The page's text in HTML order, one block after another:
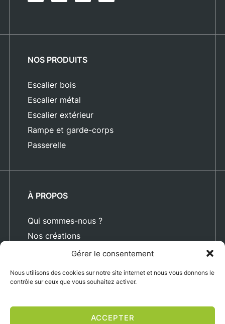
Gérer le consentement
Nous utilisons des cookies sur notre site internet et nous vous donnons le
contrôle sur ceux que vous souhaitez activer.
ACCEPTER
NOS PRODUITS
Escalier bois
Escalier métal
Escalier extérieur
Rampe et garde-corps
Passerelle
À PROPOS
Qui sommes-nous ?
Nos créations
Nous rejoindre